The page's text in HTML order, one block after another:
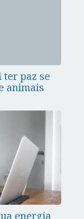
ter paz se
animais
energia